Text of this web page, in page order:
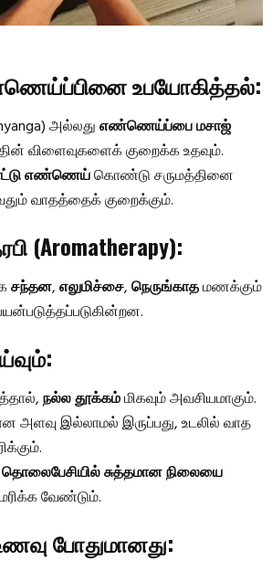
உபயோகித்தல்:
அல்லதுஎண்ணெய்ப்பை மசாஜ்
விளைவுகளைக் குறைக்க உதவும்.
எண்ணெய்கொண்டு சருமத்தினை
வாதத்தைக் குறைக்கும்.
(Aromatherapy):
சந்தன,எலுமிச்சை,நெருங்காதமணக்கும்
நல்ல தூக்கம்மிகவும் அவசியமாகும்.
அளவு இல்லாமல் இருப்பது, உடலில் வாத
தொலைபேசியில் சுத்தமான நிலையை
வேண்டும்.
போதுமானது: